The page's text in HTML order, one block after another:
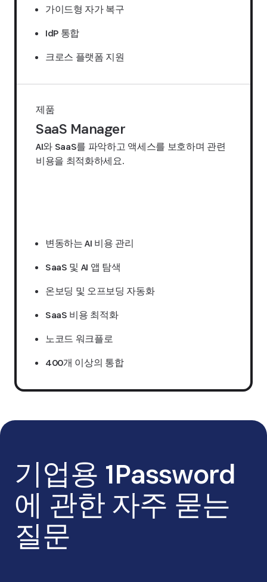
가이드형 자가 복구
IdP 통합
크로스 플랫폼 지원
제품
SaaS Manager
AI와 SaaS를 파악하고 액세스를 보호하며 관련
비용을 최적화하세요.
변동하는 AI 비용 관리
SaaS 및 AI 앱 탐색
온보딩 및 오프보딩 자동화
SaaS 비용 최적화
노코드 워크플로
400개 이상의 통합
기업용 1Password
에 관한 자주 묻는
질문